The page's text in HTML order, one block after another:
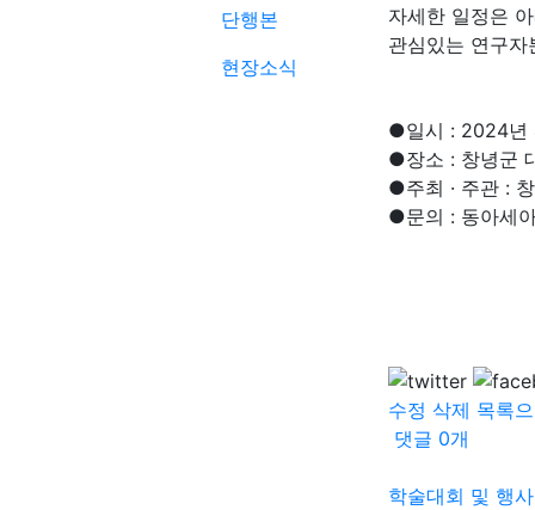
단행본
현장소식
자세한 일정은
관심있는 연구
●일시 : 2024년
●장소 : 창녕군
●주최 · 주관 :
●문의 : 동아세
수정 삭제 목록
댓글 0개
학술대회 및 행사